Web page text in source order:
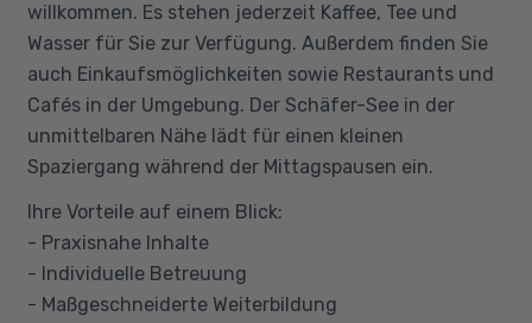
willkommen. Es stehen jederzeit Kaffee, Tee und
Wasser für Sie zur Verfügung. Außerdem finden Sie
auch Einkaufsmöglichkeiten sowie Restaurants und
Cafés in der Umgebung. Der Schäfer-See in der
unmittelbaren Nähe lädt für einen kleinen
Spaziergang während der Mittagspausen ein.
Ihre Vorteile auf einem Blick:
- Praxisnahe Inhalte
- Individuelle Betreuung
- Maßgeschneiderte Weiterbildung